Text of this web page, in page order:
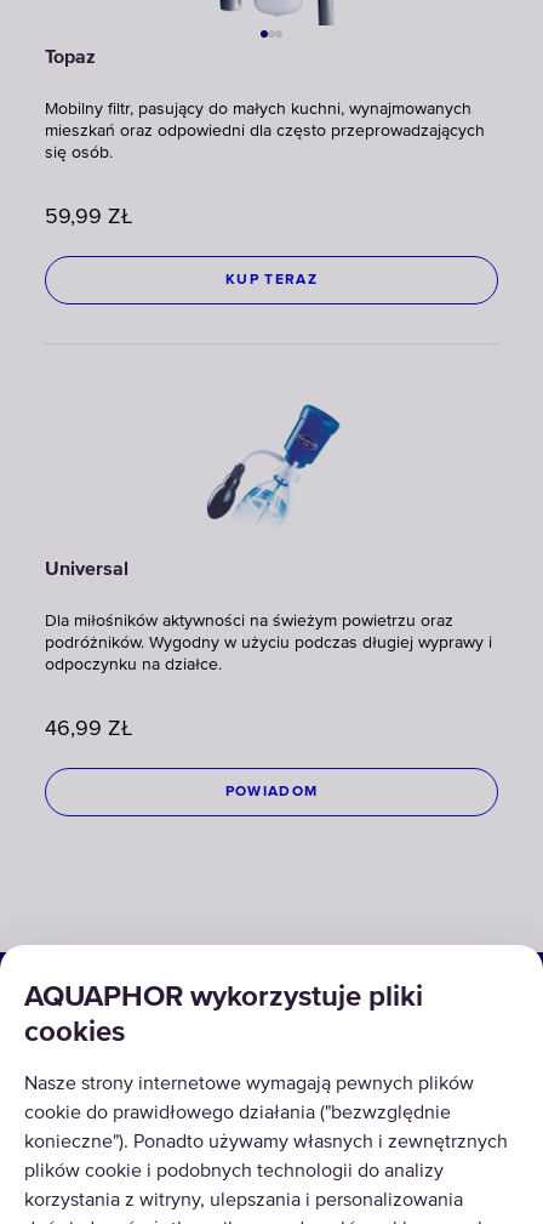
Topaz
Mobilny filtr, pasujący do małych kuchni, wynajmowanych
mieszkań oraz odpowiedni dla często przeprowadzających
się osób.
59,99 ZŁ
KUP TERAZ
Universal
Dla miłośników aktywności na świeżym powietrzu oraz
podróżników. Wygodny w użyciu podczas długiej wyprawy i
odpoczynku na działce.
46,99 ZŁ
POWIADOM
AQUAPHOR wykorzystuje pliki
cookies
Nasze strony internetowe wymagają pewnych plików
cookie do prawidłowego działania ("bezwzględnie
konieczne"). Ponadto używamy własnych i zewnętrznych
plików cookie i podobnych technologii do analizy
korzystania z witryny, ulepszania i personalizowania
PRODUKTY
O NAS